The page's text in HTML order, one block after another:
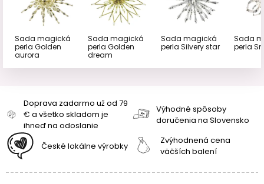
Sada magická
perla Golden
aurora
Sada magická
perla Golden
dream
Sada magická
perla Silvery star
Sada
perla
Doprava zadarmo už od 79
€ a všetko skladom je
ihneď na odoslanie
Výhodné spôsoby
doručenia na Slovensko
České lokálne výrobky
Zvýhodnená cena
väčších balení